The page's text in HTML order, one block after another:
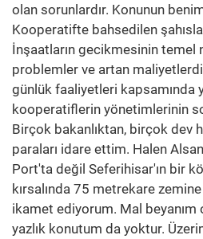
olan sorunlardır. Konunun
Kooperatifte bahsedilen
İnşaatların gecikmesinin temel
problemler ve artan
günlük faaliyetleri kapsamında
kooperatiflerin yönetimlerinin
Birçok bakanlıktan, birçok dev
paraları idare ettim. Halen
Port'ta değil Seferihisar'ın bir
kırsalında 75 metrekare
ikamet ediyorum. Mal beyanım
yazlık konutum da yoktur.